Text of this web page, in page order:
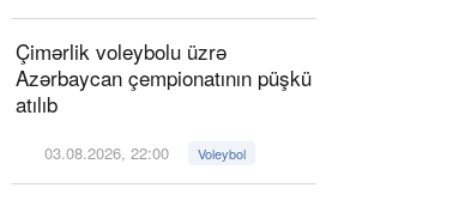
Çimərlik voleybolu üzrə
Azərbaycan çempionatının püşkü
atılıb
03.08.2026, 22:00 Voleybol